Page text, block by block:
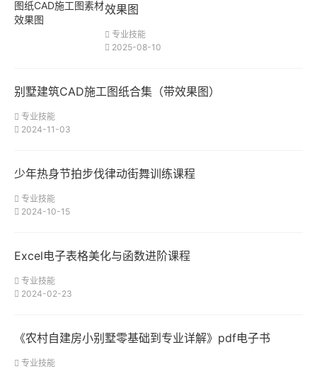
效果图
专业技能
2025-08-10
别墅建筑CAD施工图纸合集（带效果图）
专业技能
2024-11-03
少年热身节拍步伐律动街舞训练课程
专业技能
2024-10-15
Excel电子表格美化与函数进阶课程
专业技能
2024-02-23
《农村自建房小别墅零基础到专业详解》pdf电子书
专业技能